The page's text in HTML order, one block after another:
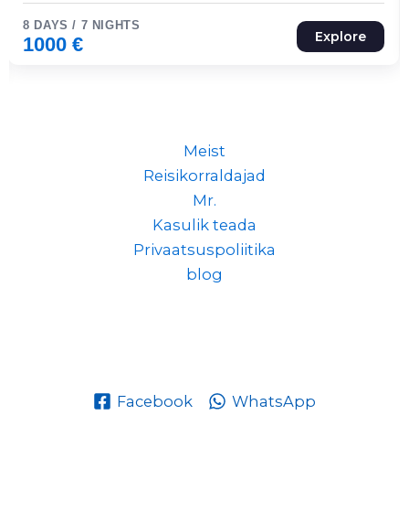
8 DAYS / 7 NIGHTS
1000€ Explore
Meist
Reisikorraldajad
Mr.
Kasulik teada
Privaatsuspoliitika
blog
Facebook WhatsApp